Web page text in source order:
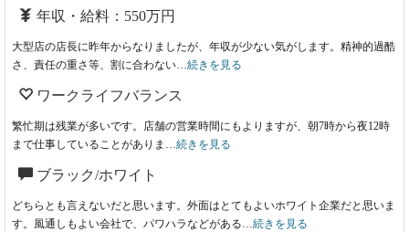
年収・給料：550万円
大型店の店長に昨年からなりましたが、年収が少ない気がします。精神的過酷
さ、責任の重さ等、割に合わない…続きを見る
ワークライフバランス
繁忙期は残業が多いです。店舗の営業時間にもよりますが、朝7時から夜12時
まで仕事していることがありま…続きを見る
ブラック/ホワイト
どちらとも言えないだと思います。外面はとてもよいホワイト企業だと思いま
す。風通しもよい会社で、パワハラなどがある…続きを見る